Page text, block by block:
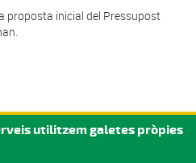
proposta inicial del Pressupost
19: accés a la sala previ rentat
i ús de mascareta.
utilitzem galetes pròpies